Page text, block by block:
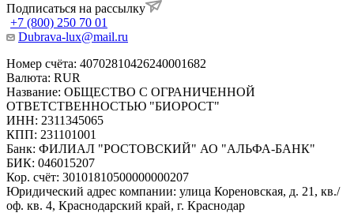
Подписаться на рассылку
+7 (800) 250 70 01
Dubrava-lux@mail.ru
Номер счёта: 40702810426240001682
Валюта: RUR
Название: ОБЩЕСТВО С ОГРАНИЧЕННОЙ
ОТВЕТСТВЕННОСТЬЮ "БИОРОСТ"
ИНН: 2311345065
КПП: 231101001
Банк: ФИЛИАЛ "РОСТОВСКИЙ" АО "АЛЬФА-БАНК"
БИК: 046015207
Кор. счёт: 30101810500000000207
Юридический адрес компании: улица Кореновская, д. 21, кв./
оф. кв. 4, Краснодарский край, г. Краснодар